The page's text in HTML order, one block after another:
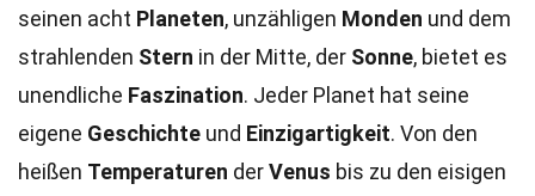
seinen acht Planeten, unzähligen Monden und dem
strahlenden Stern in der Mitte, der Sonne, bietet es
unendliche Faszination. Jeder Planet hat seine
eigene Geschichte und Einzigartigkeit. Von den
heißen Temperaturen derVenus bis zu den eisigen